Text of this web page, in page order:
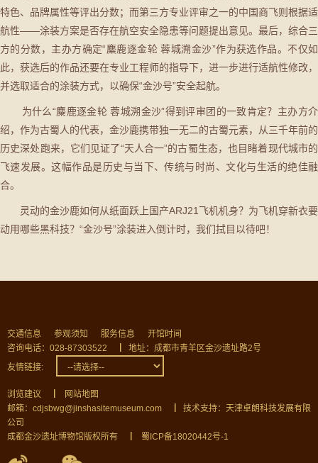
特色、品牌属性等评出分数；而第三方专业评审之一的中国商飞则根据适
航性——涂装方案是否存在航空安全隐患等问题提出意见。最后，综合三
方的分数，主办方确定“麋鹿逐金轮 蓉城溯金沙”作为获选作品。不仅如
此，获选后的作品还要在专业工程师的指导下，进一步进行适航性修改，
并选取适合的涂装方式，以确保“金沙号”安全起航。
为什么“麋鹿逐金轮 蓉城溯金沙”得到评审团的一致肯定？主办方介
绍，作为古蜀人的代表，金沙鹿携带独一无二的古蜀元素，从三千年前的
历史深处跑来，它们见证了“天人合一”的古蜀生态，也目睹着现代城市的
飞速发展。这幅作品是历史与当下、传统与时尚、文化与生活的绝佳融
合。
灵动的金沙鹿如何从纸面跃上国产ARJ21飞机机身？为飞机穿新衣要
动用哪些黑科技？“金沙号”涂装进入倒计时，我们拭目以待吧！
交通信息 参观须知 服务信息
开馆时间
咨询电话：028-87303522
地址：成都市青羊区金沙遗址路2号
友情链接:
浏览建议
网站地图
邮箱：cdjsbwg@jinshasitemuseum.com
技术支持：天津卓朗科技发展有限
公司
成都金沙遗址博物馆版权所有
蜀ICP备18020442号-1